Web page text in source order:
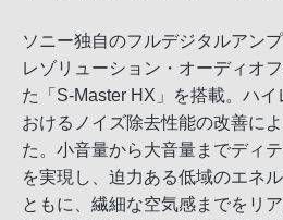
ソニー独自のフルデジタルアン
レゾリューション・オーディオ
た「S-Master HX」を搭載。ハ
おけるノイズ除去性能の改善に
た。小音量から大音量までディ
を実現し、迫力ある低域のエネ
ともに、繊細な空気感までをリ